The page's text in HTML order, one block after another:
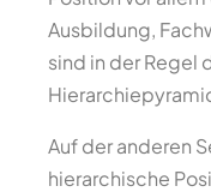
Ausbildung,
sind in der Regel
Auf der anderen
hierarchische